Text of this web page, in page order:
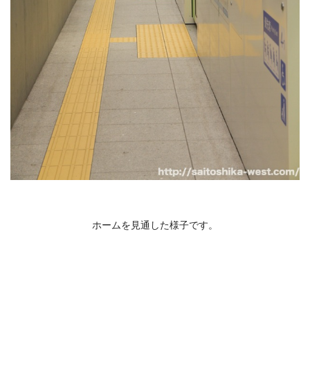
ホームを見通した様子です。